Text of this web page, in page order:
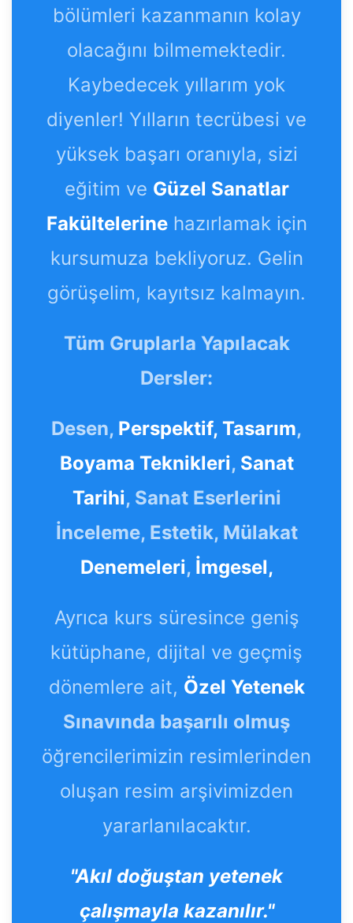
bölümleri kazanmanın kolay
olacağını bilmemektedir.
Kaybedecek yıllarım yok
diyenler! Yılların tecrübesi ve
yüksek başarı oranıyla, sizi
eğitim ve Güzel Sanatlar
Fakültelerinehazırlamak için
kursumuza bekliyoruz. Gelin
görüşelim, kayıtsız kalmayın.
Tüm Gruplarla Yapılacak
Dersler:
Desen, Perspektif, Tasarım,
Boyama Teknikleri, Sanat
Tarihi, Sanat Eserlerini
İnceleme, Estetik, Mülakat
Denemeleri, İmgesel,
Ayrıca kurs süresince geniş
kütüphane, dijital ve geçmiş
dönemlere ait, Özel Yetenek
Sınavında başarılı olmuş
öğrencilerimizin resimlerinden
oluşan resim arşivimizden
yararlanılacaktır.
"Akıl doğuştan yetenek
çalışmayla kazanılır."